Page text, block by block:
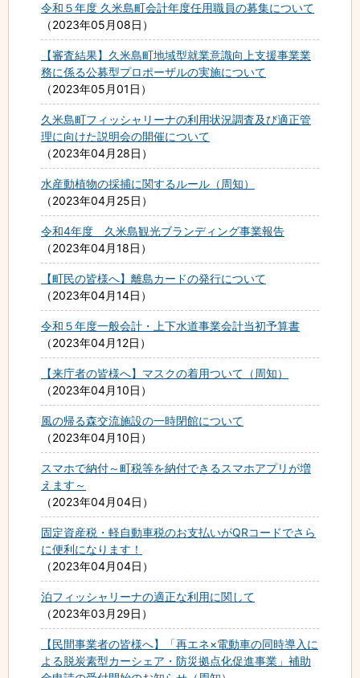
令和５年度 久米島町会計年度任用職員の募集について
2023年05月08日
【審査結果】久米島町地域型就業意識向上支援事業業
務に係る公募型プロポーザルの実施について
2023年05月01日
久米島町フィッシャリーナの利用状況調査及び適正管
理に向けた説明会の開催について
2023年04月28日
水産動植物の採捕に関するルール（周知）
2023年04月25日
令和4年度 久米島観光ブランディング事業報告
2023年04月18日
【町民の皆様へ】離島カードの発行について
2023年04月14日
令和５年度一般会計・上下水道事業会計当初予算書
2023年04月12日
【来庁者の皆様へ】マスクの着用ついて（周知）
2023年04月10日
風の帰る森交流施設の一時閉館について
2023年04月10日
スマホで納付～町税等を納付できるスマホアプリが増
えます～
2023年04月04日
固定資産税・軽自動車税のお支払いがQRコードでさら
に便利になります！
2023年04月04日
泊フィッシャリーナの適正な利用に関して
2023年03月29日
【民間事業者の皆様へ】「再エネ×電動車の同時導入に
よる脱炭素型カーシェア・防災拠点化促進事業」補助